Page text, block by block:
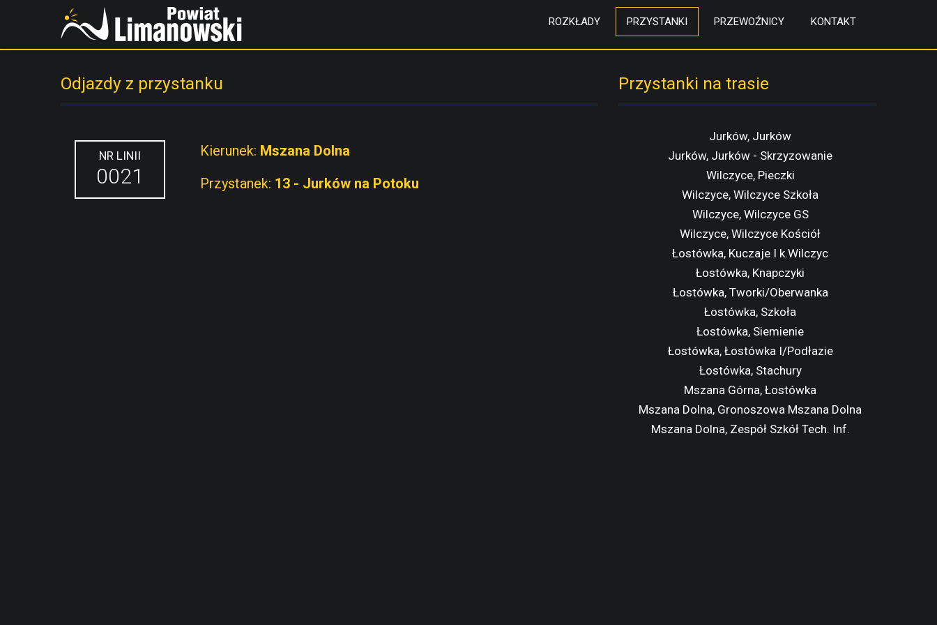
ROZKŁADY PRZYSTANKI PRZEWOŹNICY KONTAKT
Odjazdy z przystanku
NR LINII
0021
Kierunek: Mszana Dolna
Przystanek: 13 - Jurków na Potoku
Przystanki na trasie
Jurków, Jurków
Jurków, Jurków - Skrzyzowanie
Wilczyce, Pieczki
Wilczyce, Wilczyce Szkoła
Wilczyce, Wilczyce GS
Wilczyce, Wilczyce Kościół
Łostówka, Kuczaje I k.Wilczyc
Łostówka, Knapczyki
Łostówka, Tworki/Oberwanka
Łostówka, Szkoła
Łostówka, Siemienie
Łostówka, Łostówka I/Podłazie
Łostówka, Stachury
Mszana Górna, Łostówka
Mszana Dolna, Gronoszowa Mszana Dolna
Mszana Dolna, Zespół Szkół Tech. Inf.